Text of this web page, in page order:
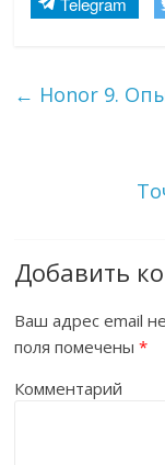
← Honor 9.
Добавить
Ваш адрес email
поля помечены*
Комментарий